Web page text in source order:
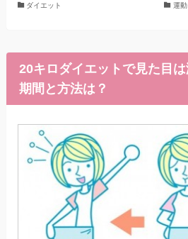
ダイエット 運
20キロダイエットで見た目
期間と方法は？